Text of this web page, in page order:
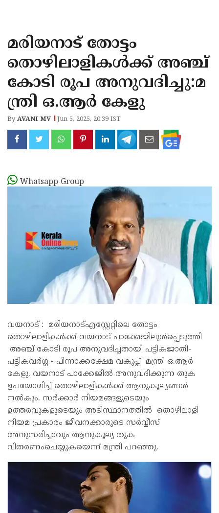
KANNUR
KASARAGOD
മരിയനാട് തോട്ടം
തൊഴിലാളികള്‍ക്ക് അഞ്ച്
കോടി രൂപ അനുവദിച്ചു:മ
ന്ത്രി ഒ.ആര്‍ കേളു
ByAVANI MV Jun 5, 2025, 20:39 IST
Whatsapp Group
വയനാട് : മരിയനാട്എസ്റ്റേറ്റിലെ തോട്ടം
തൊഴിലാളികള്‍ക്ക് വയനാട് പാക്കേജിലുള്‍പ്പെടുത്തി
അഞ്ച് കോടി രൂപ അനുവദിച്ചതായി പട്ടികജാതി-
പട്ടികവര്‍ഗ്ഗ - പിന്നാക്കക്ഷേമ വകുപ്പ് മന്ത്രി ഒ.ആര്‍
കേളു. വയനാട് പാക്കേജില്‍ അനുവദിക്കുന്ന തുക
ഉപയോഗിച്ച് തൊഴിലാളികള്‍ക്ക് ആനുകൂല്യങ്ങള്‍
നല്‍കും. സര്‍ക്കാര്‍ നിയമങ്ങളുടെയും
ഉത്തരവുകളുടെയും അടിസ്ഥാനത്തില്‍ തൊഴിലാളി
നിയമ പ്രകാരം ജീവനക്കാരുടെ സര്‍വ്വീസ്
അനുസരിച്ചാവും ആനുകൂല്യ തുക
വിതരണംചെയ്യുകയെന്ന് മന്ത്രി പറഞ്ഞു.